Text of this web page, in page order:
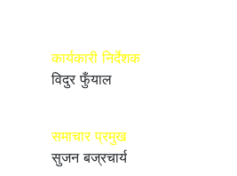
कार्यकारी निर्देशक
विदुर फुँयाल
समाचार प्रमुख
सुजन बज्रचार्य